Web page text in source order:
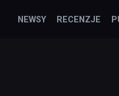
NEWSY RECENZJE